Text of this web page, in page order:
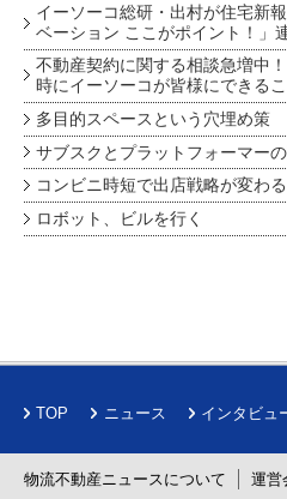
イーソーコ総研・出村が住宅新
ベーション ここがポイント！」
不動産契約に関する相談急増中
時にイーソーコが皆様にできるこ
多目的スペースという穴埋め策
サブスクとプラットフォーマー
コンビニ時短で出店戦略が変わる
ロボット、ビルを行く
TOP ニュース インタビュ
物流不動産ニュースについて 運営